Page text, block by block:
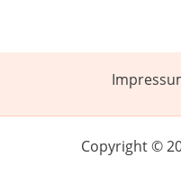
Copyright ©